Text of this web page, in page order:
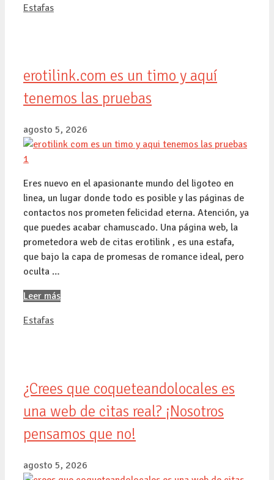
Categorías
Estafas
erotilink.com es un timo y aquí
tenemos las pruebas
agosto 5, 2026
Eres nuevo en el apasionante mundo del ligoteo en
linea, un lugar donde todo es posible y las páginas de
contactos nos prometen felicidad eterna. Atención, ya
que puedes acabar chamuscado. Una página web, la
prometedora web de citas erotilink , es una estafa,
que bajo la capa de promesas de romance ideal, pero
oculta …
Leer más
Categorías
Estafas
¿Crees que coqueteandolocales es
una web de citas real? ¡Nosotros
pensamos que no!
agosto 5, 2026